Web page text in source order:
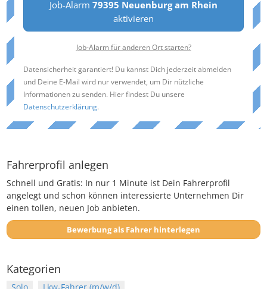
Job-Alarm 79395 Neuenburg am Rhein
aktivieren
Job-Alarm für anderen Ort starten?
Datensicherheit garantiert! Du kannst Dich jederzeit abmelden
und Deine E-Mail wird nur verwendet, um Dir nützliche
Informationen zu senden. Hier findest Du unsere
Datenschutzerklärung.
Fahrerprofil anlegen
Schnell und Gratis: In nur 1 Minute ist Dein Fahrerprofil
angelegt und schon können interessierte Unternehmen Dir
einen tollen, neuen Job anbieten.
Bewerbung als Fahrer hinterlegen
Kategorien